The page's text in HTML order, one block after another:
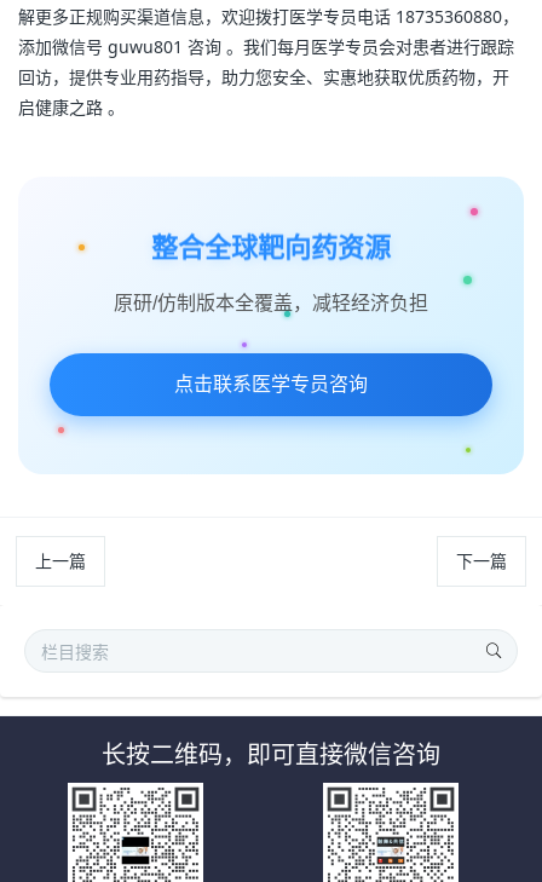
解更多正规购买渠道信息，欢迎拨打医学专员电话 18735360880，
添加微信号 guwu801 咨询 。我们每月医学专员会对患者进行跟踪
回访，提供专业用药指导，助力您安全、实惠地获取优质药物，开
启健康之路 。
整合全球靶向药资源
原研/仿制版本全覆盖，减轻经济负担
点击联系医学专员咨询
上一篇 下一篇
长按二维码，即可直接微信咨询